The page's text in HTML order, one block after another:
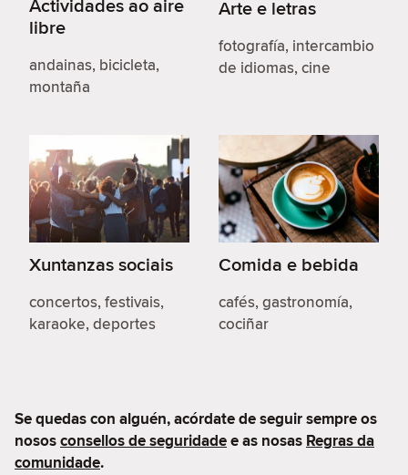
Actividades ao aire
libre
andainas, bicicleta,
montaña
Arte e letras
fotografía, intercambio
de idiomas, cine
Xuntanzas sociais
concertos, festivais,
karaoke, deportes
Comida e bebida
cafés, gastronomía,
cociñar
Se quedas con alguén, acórdate de seguir sempre os
nososconsellos de seguridadee as nosas Regras da
comunidade.